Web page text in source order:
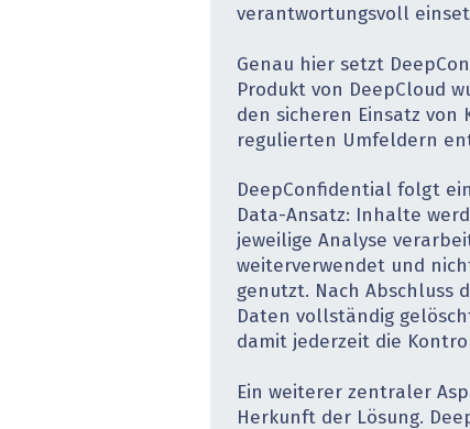
verantwortungsvoll
Genau hier setzt
Produkt von DeepCloud
den sicheren Einsatz von
regulierten Umfeldern
DeepConfidential folgt
Data-Ansatz: Inhalte
jeweilige Analyse
weiterverwendet und
genutzt. Nach Abschluss
Daten vollständig
damit jederzeit die
Ein weiterer zentraler
Herkunft der Lösung.